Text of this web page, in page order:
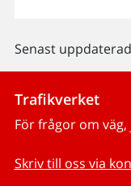
Senast
Trafikverket
För frågor om
Skriv till oss via